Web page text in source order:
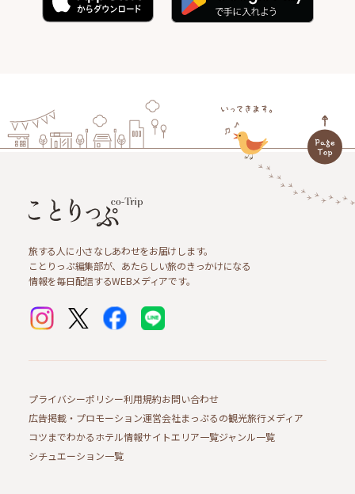
旅する人に小さなしあわせをお届けします。
ことりっぷ編集部が、あたらしい旅のきっかけになる
情報を毎日配信するWEBメディアです。
プライバシーポリシー利用規約お問い合わせ
広告掲載・プロモーション運営会社まっぷるの観光旅行メディア
コツまでわかるホテル情報サイトエリア一覧ジャンル一覧
シチュエーション一覧